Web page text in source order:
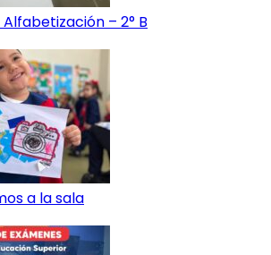
– 2° B
a la sala